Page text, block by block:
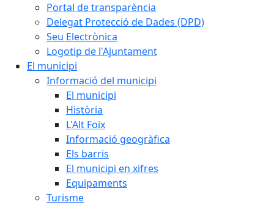
Portal de transparència
Delegat Protecció de Dades (DPD)
Seu Electrònica
Logotip de l'Ajuntament
El municipi
Informació del municipi
El municipi
Història
L'Alt Foix
Informació geogràfica
Els barris
El municipi en xifres
Equipaments
Turisme